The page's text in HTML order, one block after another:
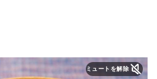
ミュートを解除